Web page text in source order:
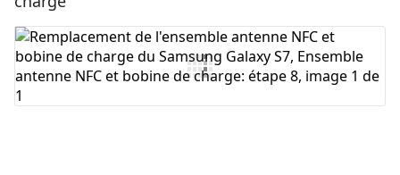
Ajouter un commentaire